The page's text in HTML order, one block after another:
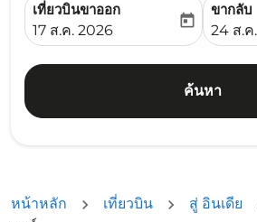
เที่ยวบินขาออก
fc-booking-departure-date-
17 ส.ค. 2026
today
ขากลับ
fc-
24 ส.ค
ค้นหา
หน้าหลัก เที่ยวบิน สู่ อินเดีย